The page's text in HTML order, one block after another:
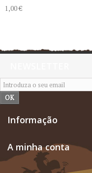
1,00 €
OK
Informação
A minha conta